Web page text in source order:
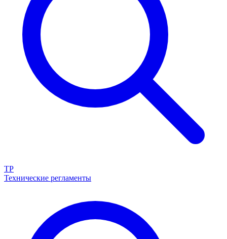
ТР
Технические регламенты